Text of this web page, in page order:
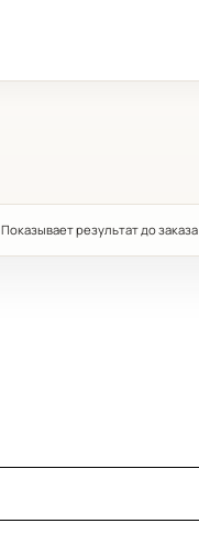
Показывает результат до заказа